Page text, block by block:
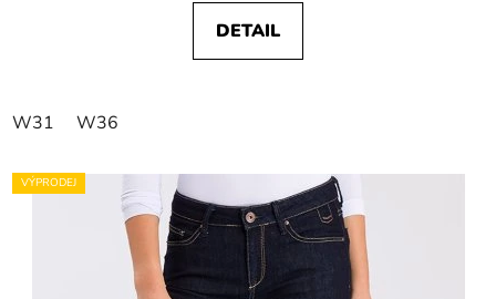
DETAIL
W31 W36
VÝPRODEJ